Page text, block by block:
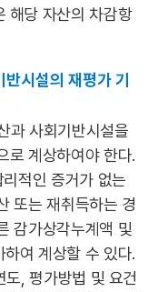
해당 자산의 차감항
시설의 재평가 기
과 사회기반시설을
로 계상하여야 한다.
적인 증거가 없는
또는 재취득하는 경
감가상각누계액 및
여 계상할 수 있다.
, 평가방법 및 요건